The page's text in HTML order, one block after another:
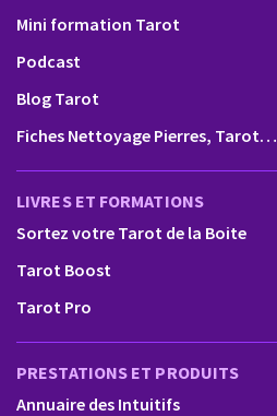
Mini formation Tarot
Podcast
Blog Tarot
Fiches Nettoyage Pierres, Tarot…
LIVRES ET FORMATIONS
Sortez votre Tarot de la Boite
Tarot Boost
Tarot Pro
PRESTATIONS ET PRODUITS
Annuaire des Intuitifs